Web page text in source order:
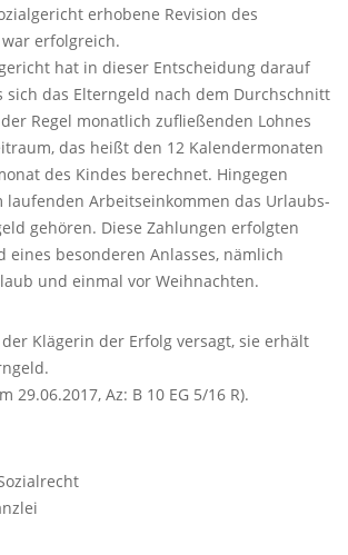
erhobene Revision des
erfolgreich.
hat in dieser Entscheidung darauf
sich das Elterngeld nach dem Durchschnitt
Regel monatlich zufließenden Lohnes
das heißt den 12 Kalendermonaten
des Kindes berechnet. Hingegen
Arbeitseinkommen das Urlaubs-
gehören. Diese Zahlungen erfolgten
eines besonderen Anlasses, nämlich
und einmal vor Weihnachten.
Klägerin der Erfolg versagt, sie erhält
29.06.2017, Az: B 10 EG 5/16 R).